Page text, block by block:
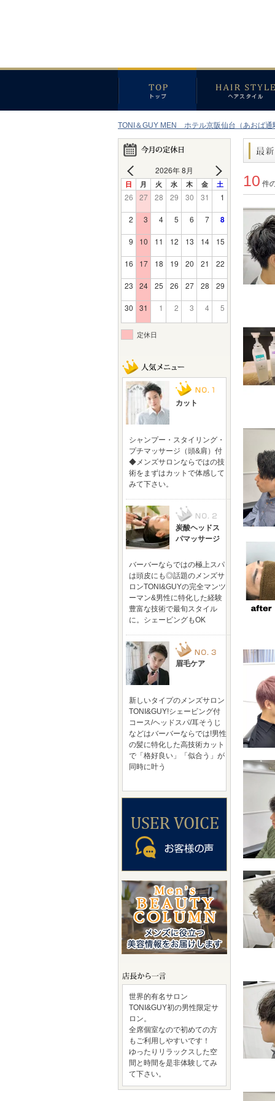
TONI＆GUY MEN ホテル京阪仙台（あおば通
10 件
2026年 8月
日 月 火 水 木 金 土
26 27 28 29 30 31 1
2 3 4 5 6 7 8
9 10 11 12 13 14 15
16 17 18 19 20 21 22
23 24 25 26 27 28 29
30 31 1 2 3 4 5
定休日
カット
シャンプー・スタイリング・
プチマッサージ（頭&肩）付
◆メンズサロンならではの技
術をまずはカットで体感して
みて下さい。
炭酸ヘッドス
パマッサージ
バーバーならではの極上スパ
は頭皮にも◎話題のメンズサ
ロンTONI&GUYの完全マンツ
ーマン&男性に特化した経験
豊富な技術で最旬スタイル
に。シェービングもOK
眉毛ケア
新しいタイプのメンズサロン
TONI&GUY!シェービング付
コース/ヘッドスパ/耳そうじ
などはバーバーならでは!男性
の髪に特化した高技術カット
で「格好良い」「似合う」が
同時に叶う
世界的有名サロン
TONI&GUY初の男性限定サ
ロン。
全席個室なので初めての方
もご利用しやすいです！
ゆったりリラックスした空
間と時間を是非体験してみ
て下さい。